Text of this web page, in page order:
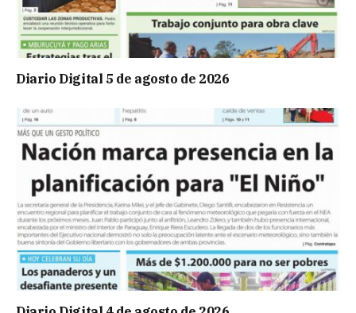
Diario Digital 5 de agosto de 2026